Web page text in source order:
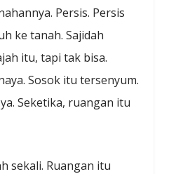
Persis. Persis
ke tanah. Sajidah
itu, tapi tak bisa.
Sosok itu tersenyum.
Seketika, ruangan itu
sekali. Ruangan itu